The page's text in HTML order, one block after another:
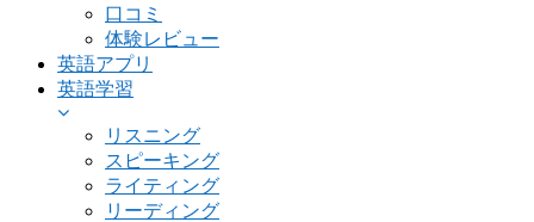
口コミ
体験レビュー
英語アプリ
英語学習
リスニング
スピーキング
ライティング
リーディング